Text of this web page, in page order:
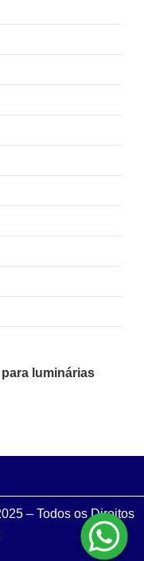
luminárias
– Todos os Direitos